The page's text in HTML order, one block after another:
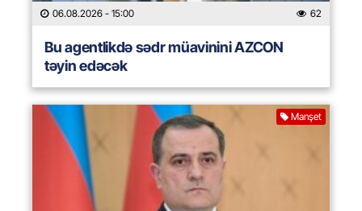
06.08.2026 - 15:00 62
Bu agentlikdə sədr müavinini AZCON
təyin edəcək
Manşet